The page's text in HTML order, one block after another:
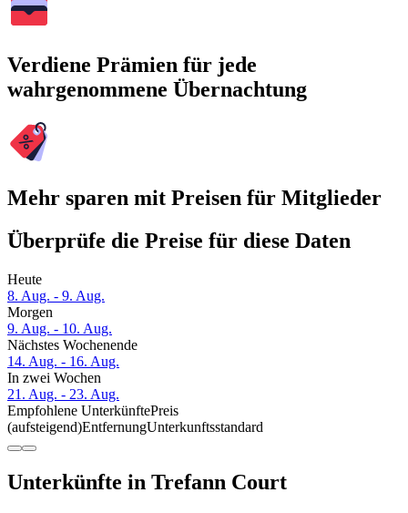
Verdiene Prämien für jede
wahrgenommene Übernachtung
Mehr sparen mit Preisen für Mitglieder
Überprüfe die Preise für diese Daten
Heute
8. Aug. - 9. Aug.
Morgen
9. Aug. - 10. Aug.
Nächstes Wochenende
14. Aug. - 16. Aug.
In zwei Wochen
21. Aug. - 23. Aug.
Empfohlene UnterkünftePreis
(aufsteigend)EntfernungUnterkunftsstandard
Unterkünfte in Trefann Court